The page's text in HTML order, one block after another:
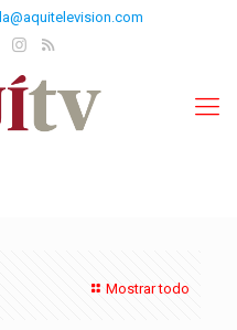
Mostrar todo